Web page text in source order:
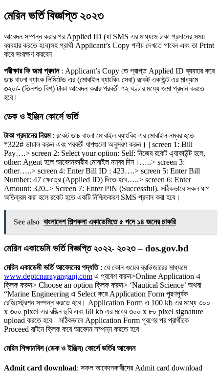
মেরিন ভর্তি বিজ্ঞপ্তি ২০২৩
আবেদন সম্পন্ন করার পর Applied ID (যা SMS এর মাধ্যমে টাকা প্রদানের সময়
ব্যবহার করতে হবে)সহ প্রার্থী Applicant’s Copy পর্দায় দেখতে পাবেন এবং তা Print
করে সংরক্ষণ করবেন।
পরীক্ষার ফি জমা প্রদান: Applicant’s Copy তে প্রাপ্ত Applied ID ব্যবহার করে
ডাচ বাংলা ব্যাংক লিমিটেড এর (মােবাইল ব্যাংকিং সেবা) রকেট একাউন্ট এর মাধ্যমে
৩২০/- (তিনশত বিশ) টাকা আবেদন করার পরবর্তী ৭২ ঘণ্টার মধ্যে জমা প্রদান করতে
হবে।
ডেক ও ইঞ্জিন কোর্সে ভর্তি
টাকা প্রদানের নিয়ম: রকেট ডাচ বাংলা মােবাইল ব্যাংকিং এর মােবাইল নম্বর হতে
*322# ডায়াল করুন এবং পরবর্তী ধাপগুলাে অনুসরণ করুন। | screen 1: Bill
Pay….> screen 2: Select your option: Self: নিজের রকেট এ্যাকাউন্ট হলে,
other: Agent হলে আবেদনকারীর মােবাইল নম্বর দিন।…..> screen 3:
other…..> screen 4: Enter Bill ID : 423….> screen 5: Enter Bill
Number: 47 ক্ষেত্রে (Applied ID) দিতে হবে…..> screen 6: Enter
Amount: 320..> Screen 7: Enter PIN (Successful). সঠিকভাবে সকল ধাপ
অতিক্রম করা হলে রকেট হতে একটি নিশ্চিতকরণ SMS প্রদান করা হবে।
See also বাংলাদেশ শিল্পকলা একাডেমিতে ৫ পদে ১৪ জনের চাকরি
মেরিন একাডেমি ভর্তি বিজ্ঞপ্তি ২০২২- ২০২৩ – dos.gov.bd
মেরিন একাডেমী ভর্তি আবেদনের পদ্ধতি: যে কোন ওয়েব ব্রাউজারের মাধ্যমে
www.deptcnarayanganj.com এ প্রবেশ করুন>Online Application এ
ক্লিক করুন> Choose an option ক্লিক করুন> ‘Nautical Science’ অথবা
“Marine Engineering এ Select করে Application Form পূরণপূর্বক
রেজিস্ট্রেশন সম্পন্ন করতে হবে। Application Form এ 100 kb এর মধ্যে ৩০০
x ৩০০ pixel এর রঙিন ছবি এবং 60 kb এর মধ্যে ৩০০ x ৮০ pixel signature
upload করতে হবে। সঠিকভাবে Application Form পূরণের পর প্রার্থীকে
Proceed বাটনে ক্লিক করে আবেদন সম্পন্ন করতে হবে।
মেরিন শিক্ষানবিস (ডেক ও ইঞ্জিন) কোর্সে ভর্তির আবেদন
Admit card download: সফল আবেদনকারীদের Admit card download